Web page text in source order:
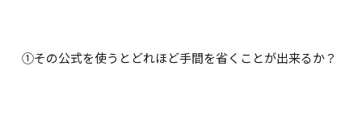
①その公式を使うとどれほど手間を省くことが出来るか？